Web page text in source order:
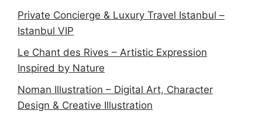
Private Concierge & Luxury Travel Istanbul –
Istanbul VIP
Le Chant des Rives – Artistic Expression
Inspired by Nature
Noman Illustration – Digital Art, Character
Design & Creative Illustration